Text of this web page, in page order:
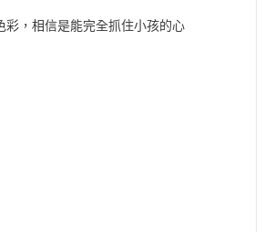
彩，相信是能完全抓住小孩的心